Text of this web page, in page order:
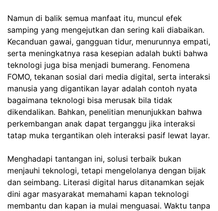
Namun di balik semua manfaat itu, muncul efek
samping yang mengejutkan dan sering kali diabaikan.
Kecanduan gawai, gangguan tidur, menurunnya empati,
serta meningkatnya rasa kesepian adalah bukti bahwa
teknologi juga bisa menjadi bumerang. Fenomena
FOMO, tekanan sosial dari media digital, serta interaksi
manusia yang digantikan layar adalah contoh nyata
bagaimana teknologi bisa merusak bila tidak
dikendalikan. Bahkan, penelitian menunjukkan bahwa
perkembangan anak dapat terganggu jika interaksi
tatap muka tergantikan oleh interaksi pasif lewat layar.
Menghadapi tantangan ini, solusi terbaik bukan
menjauhi teknologi, tetapi mengelolanya dengan bijak
dan seimbang. Literasi digital harus ditanamkan sejak
dini agar masyarakat memahami kapan teknologi
membantu dan kapan ia mulai menguasai. Waktu tanpa